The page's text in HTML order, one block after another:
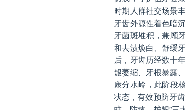
时期人群社交场景
牙齿外源性着色暗
牙菌斑堆积，兼顾
和去渍焕白、舒缓
后，牙齿历经数十
龈萎缩、牙根暴露
康分水岭，此阶段
状态，有效预防牙